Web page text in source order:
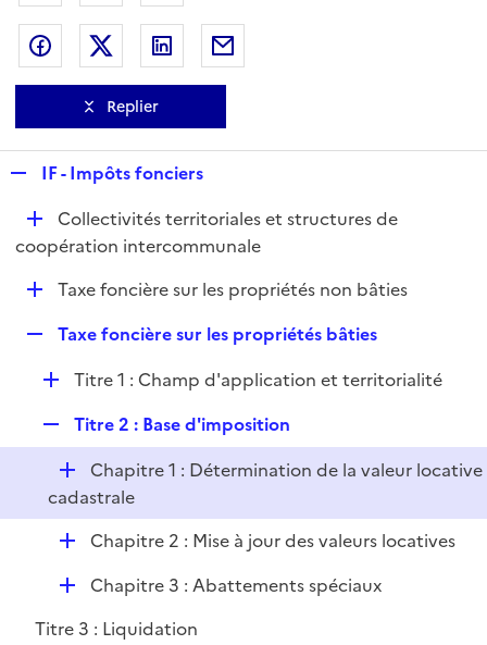
Partager sur Facebook
Partager sur Twitter
Partager sur LinkedIn
Replier
p
l
i
e
r
IF - Impôts fonciers
D
é
r
Collectivités territoriales et structures de
coopération intercommunale
D
l
i
e
r
Taxe foncière sur les propriétés non bâties
p
r
Taxe foncière sur les propriétés bâties
D
l
i
e
r
Titre 1 : Champ d'application et territorialité
e
p
l
i
e
r
Titre 2 : Base d'imposition
D
é
p
r
Chapitre 1 : Détermination de la valeur locative
cadastrale
D
l
Chapitre 2 : Mise à jour des valeurs locatives
D
p
Chapitre 3 : Abattements spéciaux
Titre 3 : Liquidation